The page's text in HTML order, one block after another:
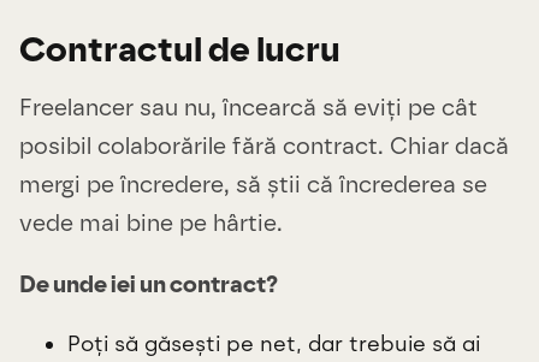
Contractul de lucru
Freelancer sau nu, încearcă să eviți pe cât
posibil colaborările fără contract. Chiar dacă
mergi pe încredere, să știi că încrederea se
vede mai bine pe hârtie.
De unde iei un contract?
Poți să găsești pe net, dar trebuie să ai